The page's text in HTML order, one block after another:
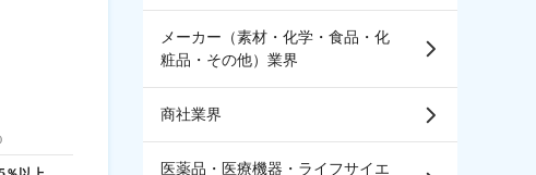
メーカー（素材・化学・食品・化
粧品・その他）業界
商社業界
医薬品・医療機器・ライフサイエ